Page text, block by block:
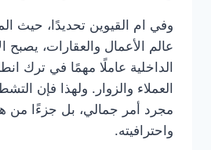
وفي ام القيوين تحديدًا، حيث
عالم الأعمال والعقارات، يصبح
الداخلية عاملًا مهمًا في ترك
العملاء والزوار. ولهذا فإن
مجرد أمر جمالي، بل جزءًا من
واحترافيته.